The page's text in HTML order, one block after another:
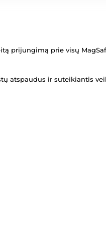
prijungimą prie visų
atspaudus ir suteikiantis